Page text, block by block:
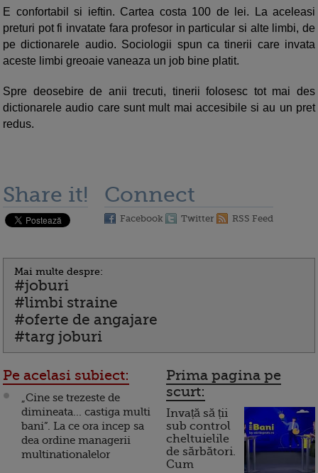
E confortabil si ieftin. Cartea costa 100 de lei. La aceleasi
preturi pot fi invatate fara profesor in particular si alte limbi, de
pe dictionarele audio. Sociologii spun ca tinerii care invata
aceste limbi greoaie vaneaza un job bine platit.
Spre deosebire de anii trecuti, tinerii folosesc tot mai des
dictionarele audio care sunt mult mai accesibile si au un pret
redus.
Share it! Connect
Facebook Twitter RSS Feed
Mai multe despre:
#joburi
#limbi straine
#oferte de angajare
#targ joburi
Pe acelasi subiect:
Cine se trezeste de
dimineata... castiga multi
bani”. La ce ora incep sa
dea ordine managerii
multinationalelor
Prima pagina pe
scurt:
Invață să ții
sub control
cheltuielile
de sărbători.
Cum